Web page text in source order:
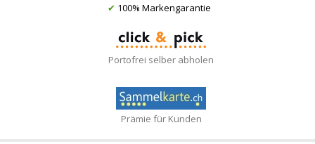
✔ 100% Markengarantie
Portofrei selber abholen
Prämie für Kunden